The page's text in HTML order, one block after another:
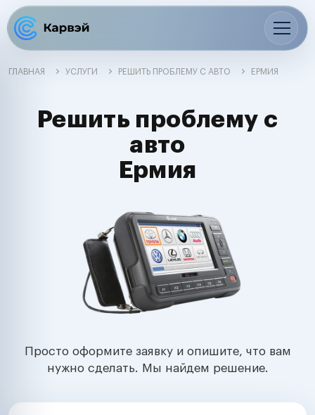
ГЛАВНАЯ УСЛУГИ РЕШИТЬ ПРОБЛЕМУ С АВТО ЕРМИЯ
Решить проблему с
авто
Ермия
Просто оформите заявку и опишите, что вам
нужно сделать. Мы найдем решение.